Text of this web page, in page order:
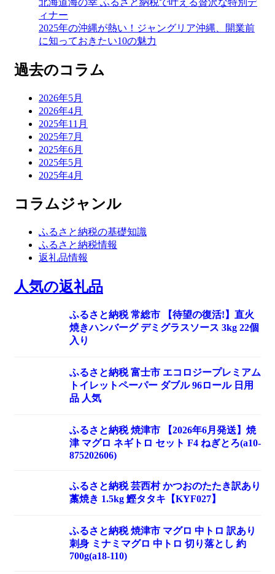
ィナー
2025年の沖縄が熱い！ジャングリア沖縄、開業前
に知っておきたい10の魅力
過去のコラム
2026年5月
2026年4月
2025年11月
2025年7月
2025年6月
2025年5月
2025年4月
コラムジャンル
ふるさと納税の基礎知識
ふるさと納税情報
返礼品情報
人気の返礼品
ふるさと納税 常総市 【待望の復活!】直火
焼きハンバーグ デミグラスソース 3kg 22個
入り
ふるさと納税 富士市 エコロジープレミアム
トイレットペーパー ダブル 96ロール 日用
品 人気
ふるさと納税 焼津市 【2026年6月発送】焼
津 マグロ ネギトロ セット F4 ねぎとろ(a10-
875202606)
ふるさと納税 芸西村 かつおのたたき訳あり
藁焼き 1.5kg 鰹タタキ【KYF027】
ふるさと納税 焼津市 マグロ 中トロ 訳あり
刺身 ミナミマグロ 中トロ 切り落とし 約
700g(a18-110)